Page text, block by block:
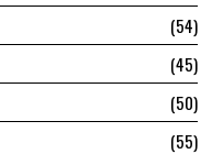
54
45
50
55